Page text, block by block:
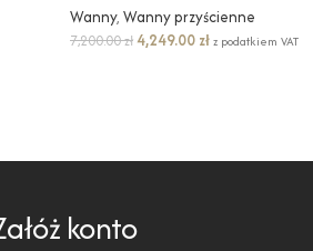
Wanny, Wanny przyścienne
7,200.00zł 4,249.00 złz podatkiem VAT
konto